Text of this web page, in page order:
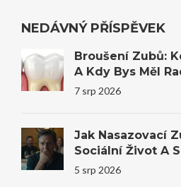
NEDÁVNÝ PŘÍSPĚVEK
Broušení Zubů:
A Kdy Bys Měl
7 srp 2026
Jak Nasazovací
Sociální Život A
5 srp 2026